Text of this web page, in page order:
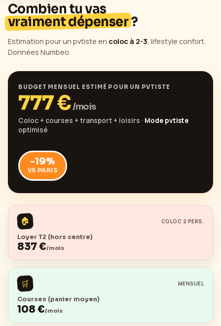
Combien tu vas
vraiment dépenser?
Estimation pour un pvtiste en coloc à 2-3 , lifestyle confort.
Données Numbeo.
BUDGET MENSUEL ESTIMÉ POUR UN PVTISTE
777€/mois
Coloc + courses + transport + loisirs · Mode pvtiste
optimisé
-19%
VS PARIS
🏠 COLOC 2 PERS.
Loyer T2 (hors centre)
837€/mois
🛒 MENSUEL
Courses (panier moyen)
108 €/mois